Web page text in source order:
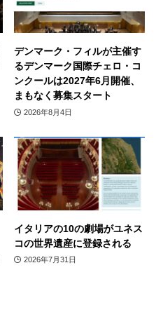
デンマーク・フィルが主催す
るデンマーク国際チェロ・コ
ンクールは2027年6月開催、
まもなく募集スタート
2026年8月4日
イタリアの10の劇場がユネス
コの世界遺産に登録される
2026年7月31日